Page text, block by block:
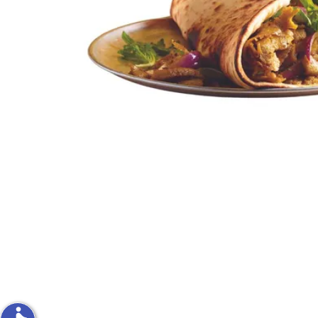
פירות וירקות